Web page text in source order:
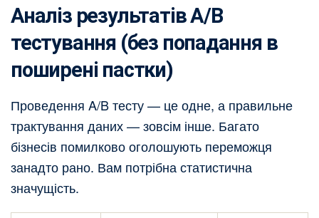
Аналіз результатів A/B
тестування (без попадання в
поширені пастки)
Проведення A/B тесту — це одне, а правильне
трактування даних — зовсім інше. Багато
бізнесів помилково оголошують переможця
занадто рано. Вам потрібна статистична
значущість.